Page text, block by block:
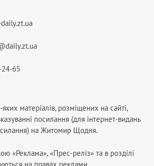
65
матеріалів, розміщених на сайті,
посилання (для інтернет-видань
на Житомир Щодня.
«Реклама», «Прес-реліз» та в розділі